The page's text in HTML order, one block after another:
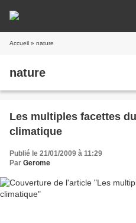
Accueil » nature
nature
Les multiples facettes
climatique
Publié le 21/01/2009 à 11:29
Par Gerome